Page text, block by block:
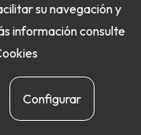
su navegación y
información consulte
Configurar